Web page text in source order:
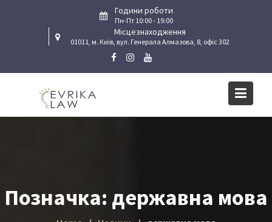
Години роботи
Пн-Пт 10:00 - 19:00
Місцезнаходження
01011, м. Київ, вул. Генерала Алмазова, 8, офіс 302
Позначка: державна мова